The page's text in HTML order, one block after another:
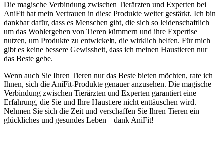
Die magische Verbindung zwischen Tierärzten und‍ Experten bei
AniFit hat mein Vertrauen in diese Produkte weiter gestärkt. Ich ‍bin
dankbar dafür, dass es Menschen gibt, die sich so leidenschaftlich
um das Wohlergehen von Tieren kümmern und ihre ‌Expertise
nutzen, um ⁤Produkte zu‍ entwickeln, ⁢die wirklich ⁣helfen. Für⁣ mich
gibt ‍es keine bessere Gewissheit, dass ich ⁤meinen Haustieren nur
das Beste gebe.
Wenn ‌auch Sie ⁢Ihren Tieren nur das Beste bieten möchten, rate ich
Ihnen, sich die AniFit-Produkte genauer⁤ anzusehen. Die⁤ magische
Verbindung zwischen Tierärzten und Experten garantiert eine
Erfahrung, die Sie und Ihre Haustiere nicht enttäuschen wird.
Nehmen Sie‌ sich die Zeit ​und verschaffen Sie ‍Ihren Tieren ein
glückliches und gesundes Leben – dank AniFit!